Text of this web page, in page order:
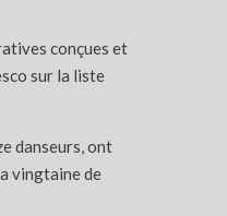
conçues et
sur la liste
danseurs, ont
vingtaine de